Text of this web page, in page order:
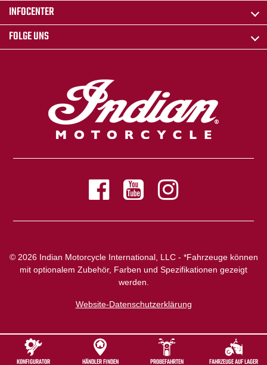
INFOCENTER
FOLGE UNS
© 2026 Indian Motorcycle International, LLC - *Fahrzeuge können
mit optionalem Zubehör, Farben und Spezifikationen gezeigt
werden.
Website-Datenschutzerklärung
KONFIGURATOR HÄNDLER FINDEN PROBEFAHRTEN FAHRZEUGE AUF LAGER